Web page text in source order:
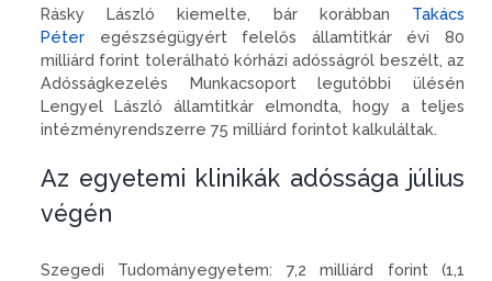
Rásky László kiemelte, bár korábban Takács
Péter egészségügyért felelős államtitkár évi 80
milliárd forint tolerálható kórházi adósságról beszélt, az
Adósságkezelés Munkacsoport legutóbbi ülésén
Lengyel László államtitkár elmondta, hogy a teljes
intézményrendszerre 75 milliárd forintot kalkuláltak.
Az egyetemi klinikák adóssága július
végén
Szegedi Tudományegyetem: 7,2 milliárd forint (1,1